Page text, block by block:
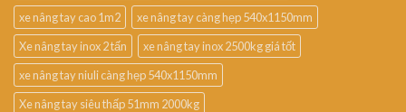
xe nâng tay cao 1m2
xe nâng tay càng hẹp 540x1150mm
Xe nâng tay inox 2 tấn
xe nâng tay inox 2500kg giá tốt
xe nâng tay niuli càng hẹp 540x1150mm
Xe nâng tay siêu thấp 51mm 2000kg